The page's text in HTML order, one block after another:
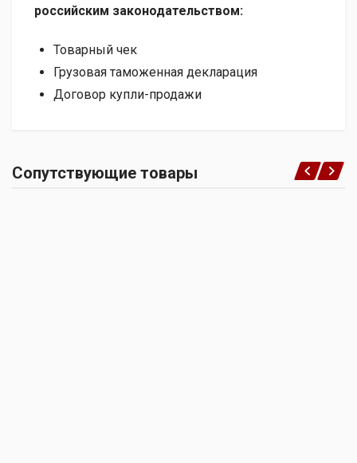
российским законодательством:
Товарный чек
Грузовая таможенная декларация
Договор купли-продажи
Сопутствующие товары